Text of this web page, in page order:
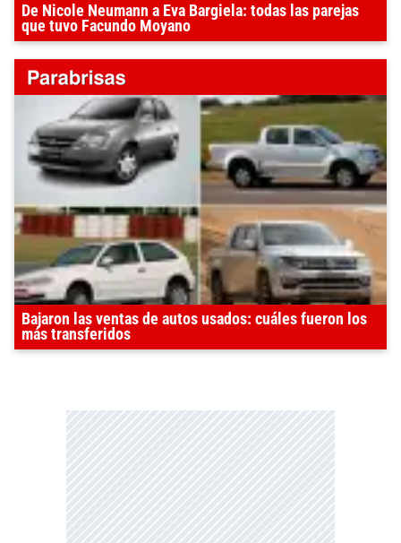
De Nicole Neumann a Eva Bargiela: todas las parejas
que tuvo Facundo Moyano
Bajaron las ventas de autos usados: cuáles fueron los
más transferidos